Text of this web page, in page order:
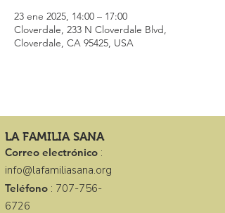
23 ene 2025, 14:00 – 17:00
Cloverdale, 233 N Cloverdale Blvd,
Cloverdale, CA 95425, USA
LA FAMILIA SANA
Correo electrónico :
info@lafamiliasana.org
Teléfono : 707-756-
6726